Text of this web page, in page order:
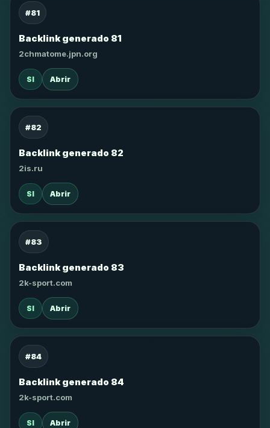
#81
Backlink generado 81
2chmatome.jpn.org
SI Abrir
#82
Backlink generado 82
2is.ru
SI Abrir
#83
Backlink generado 83
2k-sport.com
SI Abrir
#84
Backlink generado 84
2k-sport.com
SI Abrir